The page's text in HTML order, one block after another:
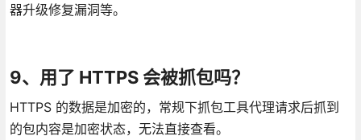
器升级修复漏洞等。
9、用了 HTTPS 会被抓包吗？
HTTPS 的数据是加密的，常规下抓包工具代理请求后抓到
的包内容是加密状态，无法直接查看。